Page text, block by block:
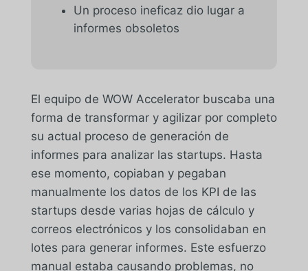
Un proceso ineficaz dio lugar a
informes obsoletos
El equipo de WOW Accelerator buscaba una
forma de transformar y agilizar por completo
su actual proceso de generación de
informes para analizar las startups. Hasta
ese momento, copiaban y pegaban
manualmente los datos de los KPI de las
startups desde varias hojas de cálculo y
correos electrónicos y los consolidaban en
lotes para generar informes. Este esfuerzo
manual estaba causando problemas, no